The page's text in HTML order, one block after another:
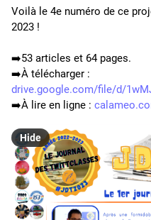
Voilà le 4e numéro de ce
2023 !
➡️53 articles et 64 pages.
➡️À télécharger :
drive.google.com/file/d/
➡️À lire en ligne :
Hide